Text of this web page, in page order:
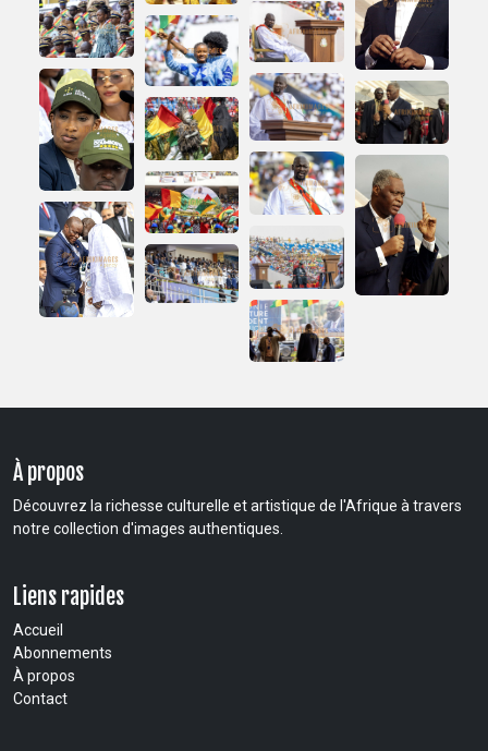
À propos
Découvrez la richesse culturelle et artistique de l'Afrique à travers
notre collection d'images authentiques.
Liens rapides
Accueil
Abonnements
À propos
Contact